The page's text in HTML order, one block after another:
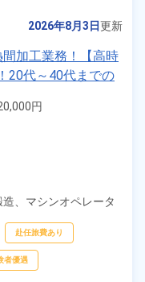
2026年8月3日更新
加工業務！【高時
20代～40代までの
堂利用可★マイカ
県桶川市》
円
、 マシンオペレータ
赴任旅費あり
者優遇